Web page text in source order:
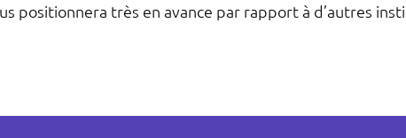
positionnera très en avance par rapport à d’autres